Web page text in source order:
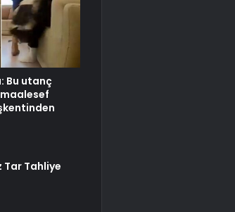
Bu utanç
Tar Tahliye